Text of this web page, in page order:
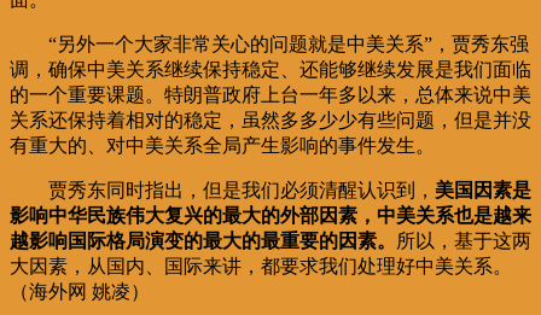
“另外一个大家非常关心的问题就是中美关系”，贾秀东强
调，确保中美关系继续保持稳定、还能够继续发展是我们面临
的一个重要课题。特朗普政府上台一年多以来，总体来说中美
关系还保持着相对的稳定，虽然多多少少有些问题，但是并没
有重大的、对中美关系全局产生影响的事件发生。
贾秀东同时指出，但是我们必须清醒认识到， 美国因素是
影响中华民族伟大复兴的最大的外部因素，中美关系也是越来
越影响国际格局演变的最大的最重要的因素。 所以，基于这两
大因素，从国内、国际来讲，都要求我们处理好中美关系。
（海外网 姚凌）